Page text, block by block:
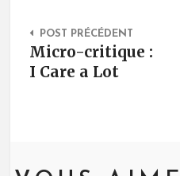
Post
POST PRÉCÉDENT
Micro-critique :
I Care a Lot